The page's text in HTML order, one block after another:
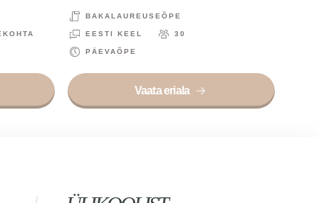
BAKALAUREUSEÕPE
EESTI KEEL 30
PÄEVAÕPE
Vaata eriala